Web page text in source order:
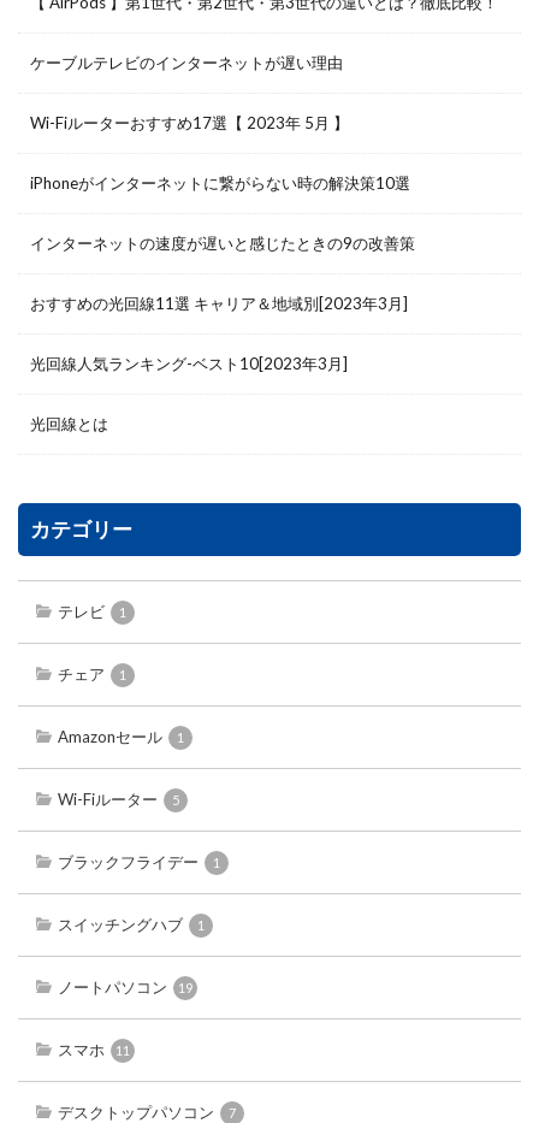
ケーブルテレビのインターネットが遅い理由
Wi-Fiルーターおすすめ17選【 2023年 5月 】
iPhoneがインターネットに繋がらない時の解決策10選
インターネットの速度が遅いと感じたときの9の改善策
おすすめの光回線11選 キャリア＆地域別[2023年3月]
光回線人気ランキング-ベスト10[2023年3月]
光回線とは
カテゴリー
テレビ 1
チェア 1
Amazonセール 1
Wi-Fiルーター 5
ブラックフライデー 1
スイッチングハブ 1
ノートパソコン 19
スマホ 11
デスクトップパソコン 7